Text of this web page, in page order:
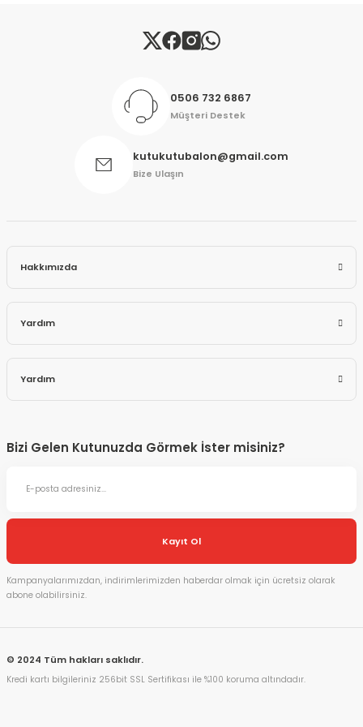
Gönder
0506 732 6867
Müşteri Destek
kutukutubalon@gmail.com
Bize Ulaşın
Hakkımızda
Yardım
Yardım
Bizi Gelen Kutunuzda Görmek İster misiniz?
Kayıt Ol
Kampanyalarımızdan, indirimlerimizden haberdar olmak için ücretsiz olarak
abone olabilirsiniz.
© 2024 Tüm hakları saklıdır.
Kredi kartı bilgileriniz 256bit SSL Sertifikası ile %100 koruma altındadır.